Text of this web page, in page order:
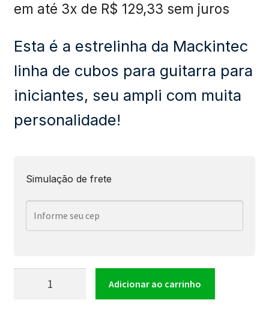
em até 3x de R$ 129,33 sem juros
Esta é a estrelinha da Mackintec
linha de cubos para guitarra para
iniciantes, seu ampli com muita
personalidade!
Simulação de frete
Adicionar ao carrinho